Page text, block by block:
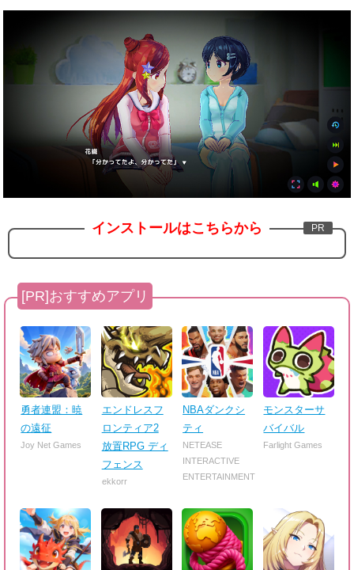
インストールはこちらから
勇者連盟：暁
の遠征
Joy Net Games
エンドレスフ
ロンティア2
放置RPG ディ
フェンス
ekkorr
NBAダンクシ
ティ
NETEASE
INTERACTIVE
ENTERTAINMENT
モンスターサ
バイバル
Farlight Games